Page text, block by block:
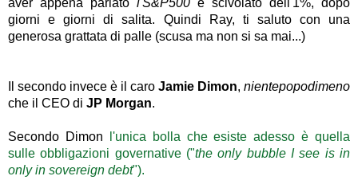
aver appena parlato l'S&P500 è scivolato dell'1%, dopo
giorni e giorni di salita. Quindi Ray, ti saluto con una
generosa grattata di palle (scusa ma non si sa mai...)
Il secondo invece è il caro Jamie Dimon, nientepopodimeno
che il CEO di JP Morgan.
Secondo Dimon
l'unica bolla che esiste adesso è quella
sulle obbligazioni governative ("the only bubble I see is in
only in sovereign debt").